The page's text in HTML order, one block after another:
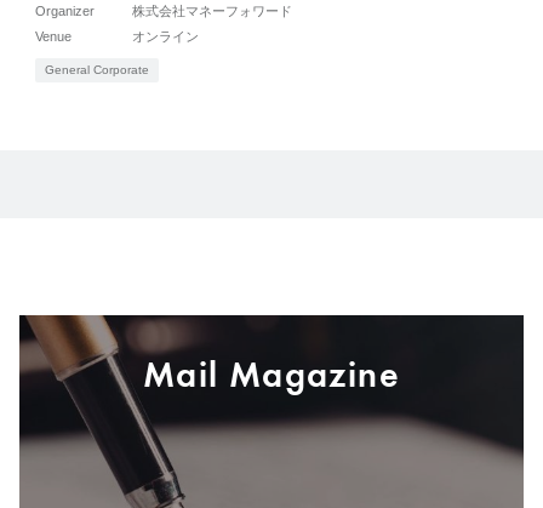
Organizer
株式会社マネーフォワード
Venue
オンライン
General Corporate
Mail Magazine